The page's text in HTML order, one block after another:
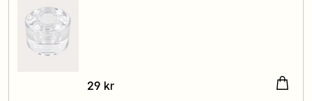
Pris:29 kr
29 kr